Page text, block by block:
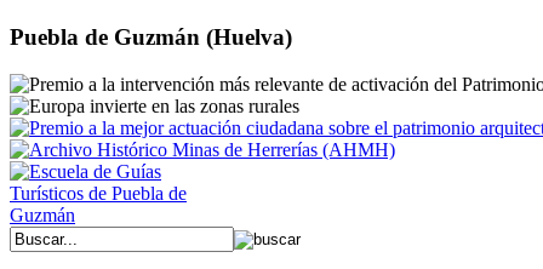
Puebla de Guzmán (Huelva)